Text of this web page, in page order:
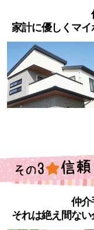
家計に優しくマイ
仲介
それは絶え間な